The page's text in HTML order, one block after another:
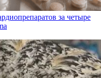
за четыре